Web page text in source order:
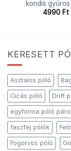
kondis
4990 Ft
KERESETT
Asztalos póló
Cicás póló Drift
egyforma póló
faszfej pólók
Fogorvos póló